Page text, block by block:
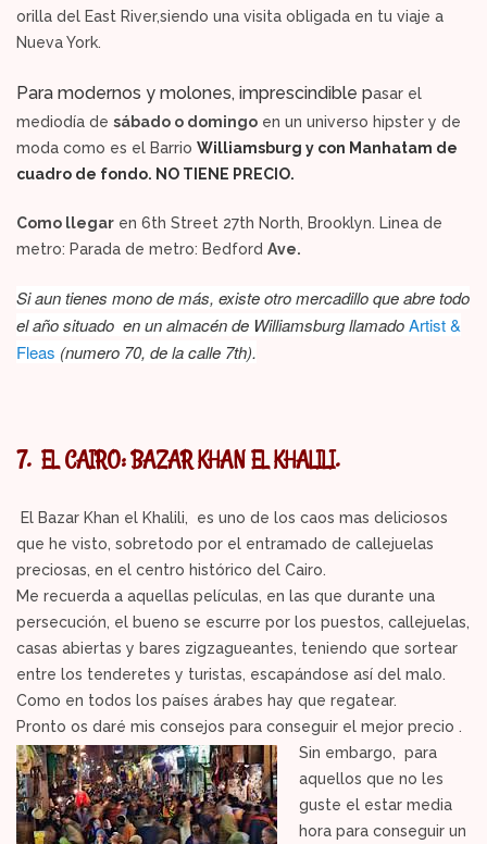
orilla del East River,siendo una visita obligada en tu viaje a
Nueva York.
Para modernos y molones, imprescindible pasar el
mediodía de sábado o domingo en un universo hipster y de
moda como es el Barrio Williamsburg y con Manhatam de
cuadro de fondo. NO TIENE PRECIO.
Como llegar en 6th Street 27th North, Brooklyn. Linea de
metro: Parada de metro: Bedford Ave.
Si aun tienes mono de más, existe otro mercadillo que abre todo
el año situado en un almacén de Williamsburg llamadoArtist &
Fleas (numero 70, de la calle 7th).
7. EL CAIRO: BAZAR KHAN EL KHALILI.
El Bazar Khan el Khalili, es uno de los caos mas deliciosos
que he visto, sobretodo por el entramado de callejuelas
preciosas, en el centro histórico del Cairo.
Me recuerda a aquellas películas, en las que durante una
persecución, el bueno se escurre por los puestos, callejuelas,
casas abiertas y bares zigzagueantes, teniendo que sortear
entre los tenderetes y turistas, escapándose así del malo.
Como en todos los países árabes hay que regatear.
Pronto os daré mis consejos para conseguir el mejor precio .
Sin embargo, para
aquellos que no les
guste el estar media
hora para conseguir un